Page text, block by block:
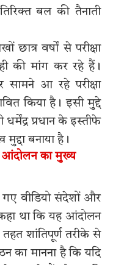
बल की तैनाती
वर्षों से परीक्षा
की मांग कर रहे हैं।
आ रहे परीक्षा
किया है। इसी मुद्दे
प्रधान के इस्तीफे
बनाया है।
आंदोलन का मुख्य
वीडियो संदेशों और
था कि यह आंदोलन
शांतिपूर्ण तरीके से
का मानना है कि यदि